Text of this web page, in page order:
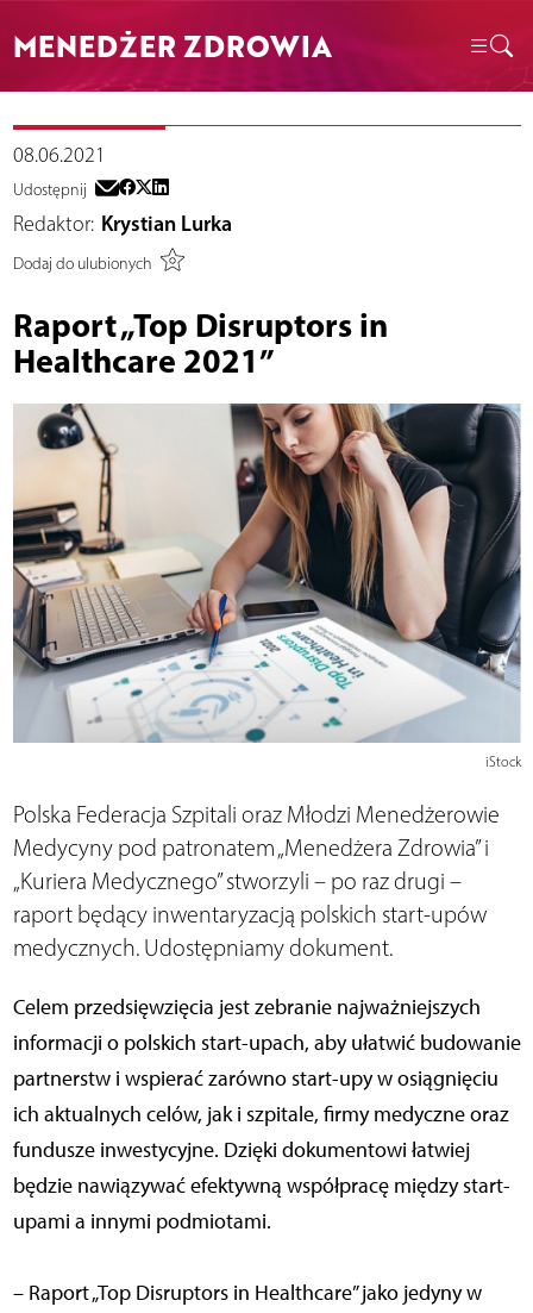
MENEDŻER ZDROWIA
08.06.2021
Udostępnij
Redaktor: Krystian Lurka
Dodaj do ulubionych
Raport „Top Disruptors in
Healthcare 2021”
iStock
Polska Federacja Szpitali oraz Młodzi Menedżerowie
Medycyny pod patronatem „Menedżera Zdrowia” i
„Kuriera Medycznego” stworzyli – po raz drugi –
raport będący inwentaryzacją polskich start-upów
medycznych. Udostępniamy dokument.
Celem przedsięwzięcia jest zebranie najważniejszych
informacji o polskich start-upach, aby ułatwić budowanie
partnerstw i wspierać zarówno start-upy w osiągnięciu
ich aktualnych celów, jak i szpitale, firmy medyczne oraz
fundusze inwestycyjne. Dzięki dokumentowi łatwiej
będzie nawiązywać efektywną współpracę między start-
upami a innymi podmiotami.
– Raport „Top Disruptors in Healthcare” jako jedyny w